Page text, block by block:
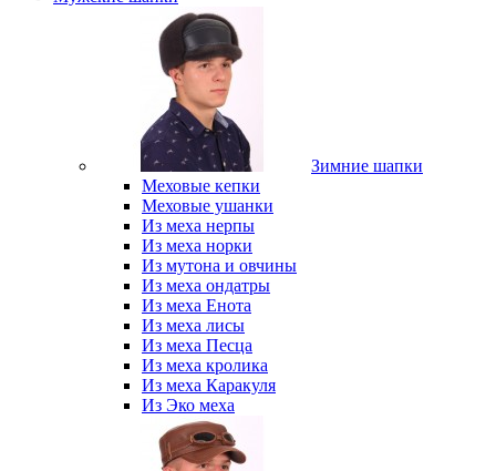
Зимние шапки
Меховые кепки
Меховые ушанки
Из меха нерпы
Из меха норки
Из мутона и овчины
Из меха ондатры
Из меха Енота
Из меха лисы
Из меха Песца
Из меха кролика
Из меха Каракуля
Из Эко меха